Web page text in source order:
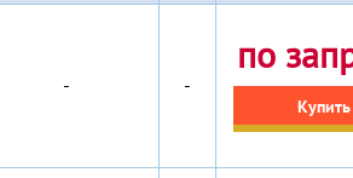
- -
по
Купить